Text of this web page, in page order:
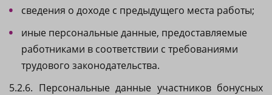
сведения о доходе с предыдущего места работы;
иные персональные данные, предоставляемые
работниками в соответствии с требованиями
трудового законодательства.
5.2.6. Персональные данные участников бонусных